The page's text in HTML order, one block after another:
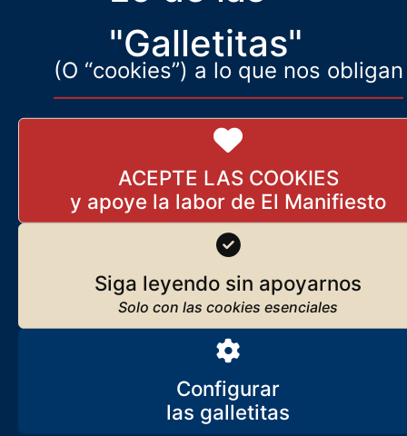
"Galletitas"
(O “cookies”) a lo que nos obligan
ACEPTE LAS COOKIES
Siga leyendo sin apoyarnos
Configurar